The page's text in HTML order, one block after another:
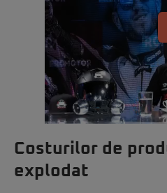
Costurilor de
explodat